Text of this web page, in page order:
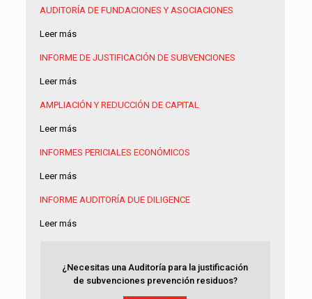
AUDITORÍA DE FUNDACIONES Y ASOCIACIONES
Leer más
INFORME DE JUSTIFICACIÓN DE SUBVENCIONES
Leer más
AMPLIACIÓN Y REDUCCIÓN DE CAPITAL
Leer más
INFORMES PERICIALES ECONÓMICOS
Leer más
INFORME AUDITORÍA DUE DILIGENCE
Leer más
¿Necesitas una Auditoría para la justificación
de subvenciones prevención residuos?